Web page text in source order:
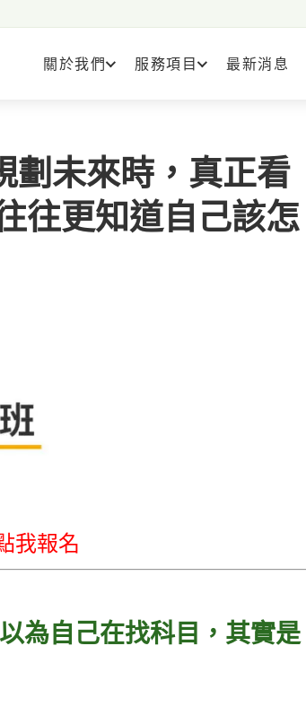
關於我們
服務項目 最新消息
劃未來時，真正看
往更知道自己該怎
我報名
為自己在找科目，其實是